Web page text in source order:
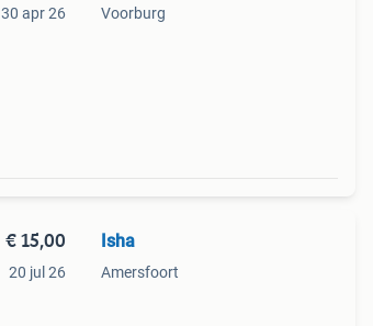
30 apr 26 Voorburg
€ 15,00
20 jul 26
Isha
Amersfoort